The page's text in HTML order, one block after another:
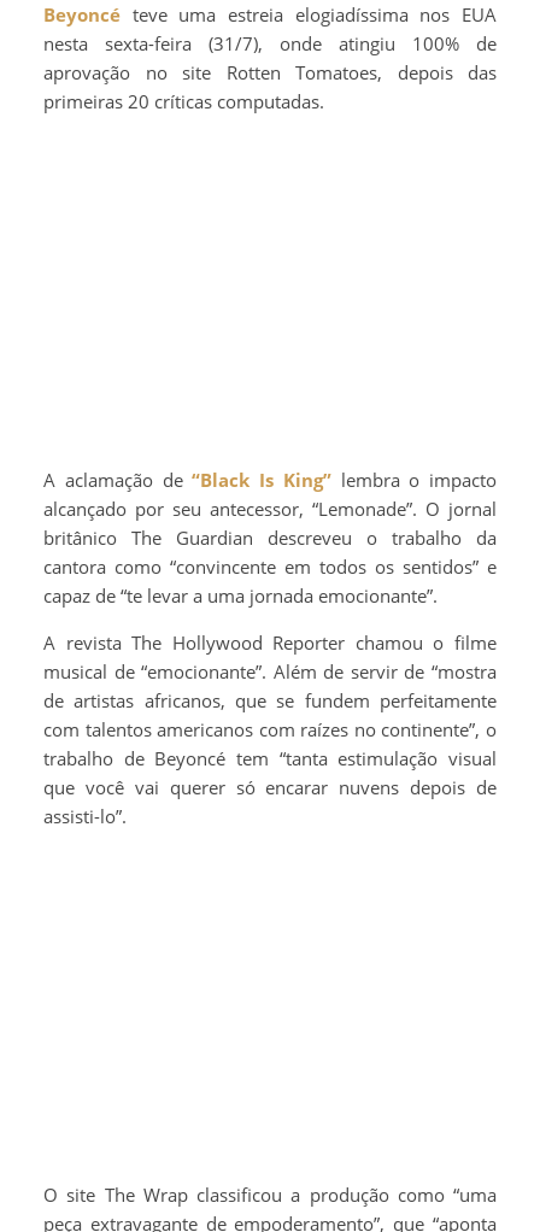
Beyoncé teve uma estreia elogiadíssima nos EUA
nesta sexta-feira (31/7), onde atingiu 100% de
aprovação no site Rotten Tomatoes, depois das
primeiras 20 críticas computadas.
A aclamação de“Black Is King”lembra o impacto
alcançado por seu antecessor, “Lemonade”. O jornal
britânico The Guardian descreveu o trabalho da
cantora como “convincente em todos os sentidos” e
capaz de “te levar a uma jornada emocionante”.
A revista The Hollywood Reporter chamou o filme
musical de “emocionante”. Além de servir de “mostra
de artistas africanos, que se fundem perfeitamente
com talentos americanos com raízes no continente”, o
trabalho de Beyoncé tem “tanta estimulação visual
que você vai querer só encarar nuvens depois de
assisti-lo”.
O site The Wrap classificou a produção como “uma
peça extravagante de empoderamento”, que “aponta